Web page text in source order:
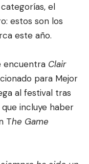
el
estos son los
este año.
encuentra Clair
para Mejor
al festival tras
incluye haber
The Game